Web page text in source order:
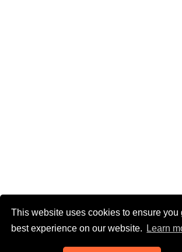
This website uses cookies to ensure you
best experience on our website.
Learn